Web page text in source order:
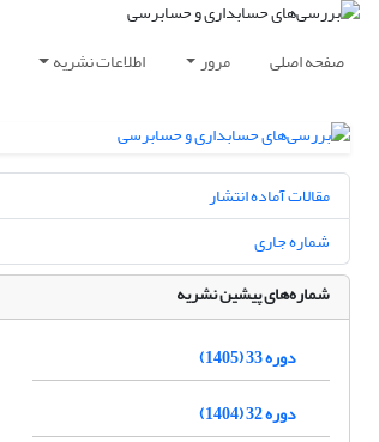
صفحه اصلی مرور اطلاعات نشریه
مقالات آماده انتشار
شماره جاری
شماره‌های پیشین نشریه
دوره 33 (1405)
دوره 32 (1404)